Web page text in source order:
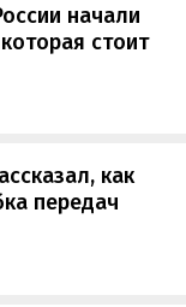
начали
стоит
как
передач